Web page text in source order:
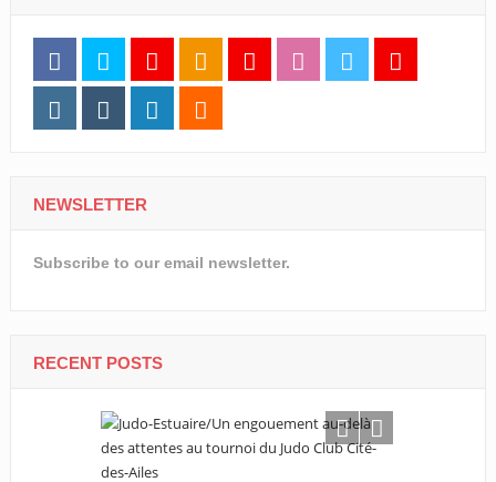
NEWSLETTER
Subscribe to our email newsletter.
RECENT POSTS